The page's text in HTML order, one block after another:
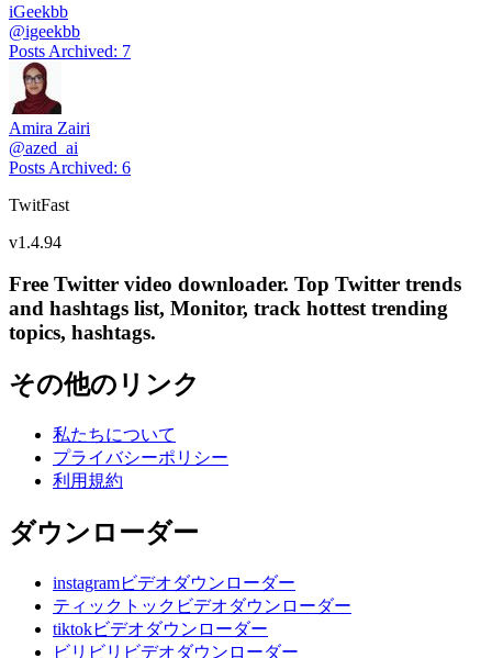
iGeekbb
@igeekbb
Posts Archived: 7
Amira Zairi
@azed_ai
Posts Archived: 6
TwitFast
v1.4.94
Free Twitter video downloader. Top Twitter trends
and hashtags list, Monitor, track hottest trending
topics, hashtags.
その他のリンク
私たちについて
プライバシーポリシー
利用規約
ダウンローダー
instagramビデオダウンローダー
ティックトックビデオダウンローダー
tiktokビデオダウンローダー
ビリビリビデオダウンローダー